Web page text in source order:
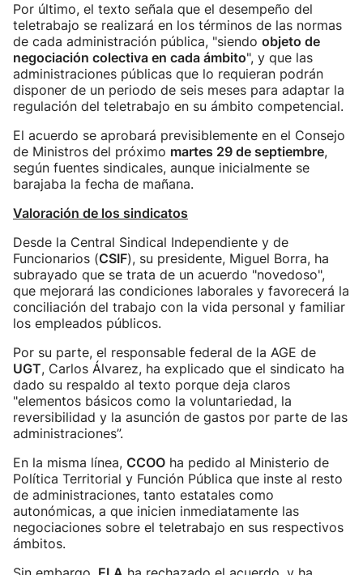
Por último, el texto señala que el desempeño del
teletrabajo se realizará en los términos de las normas
de cada administración pública, "siendo objeto de
negociación colectiva en cada ámbito", y que las
administraciones públicas que lo requieran podrán
disponer de un periodo de seis meses para adaptar la
regulación del teletrabajo en su ámbito competencial.
El acuerdo se aprobará previsiblemente en el Consejo
de Ministros del próximo martes 29 de septiembre,
según fuentes sindicales, aunque inicialmente se
barajaba la fecha de mañana.
Valoración de los sindicatos
Desde la Central Sindical Independiente y de
Funcionarios (CSIF), su presidente, Miguel Borra, ha
subrayado que se trata de un acuerdo "novedoso",
que mejorará las condiciones laborales y favorecerá la
conciliación del trabajo con la vida personal y familiar
los empleados públicos.
Por su parte, el responsable federal de la AGE de
UGT, Carlos Álvarez, ha explicado que el sindicato ha
dado su respaldo al texto porque deja claros
"elementos básicos como la voluntariedad, la
reversibilidad y la asunción de gastos por parte de las
administraciones”.
En la misma línea, CCOO ha pedido al Ministerio de
Política Territorial y Función Pública que inste al resto
de administraciones, tanto estatales como
autonómicas, a que inicien inmediatamente las
negociaciones sobre el teletrabajo en sus respectivos
ámbitos.